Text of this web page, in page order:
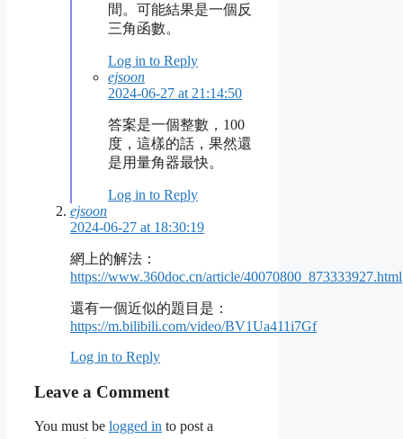
間。可能結果是一個反
三角函數。
Log in to Reply
ejsoon
2024-06-27 at 21:14:50
答案是一個整數，100
度，這樣的話，果然還
是用量角器最快。
Log in to Reply
ejsoon
2024-06-27 at 18:30:19
網上的解法：
https://www.360doc.cn/article/40070800_873333927.html
還有一個近似的題目是：
https://m.bilibili.com/video/BV1Ua411i7Gf
Log in to Reply
Leave a Comment
You must be logged in to post a